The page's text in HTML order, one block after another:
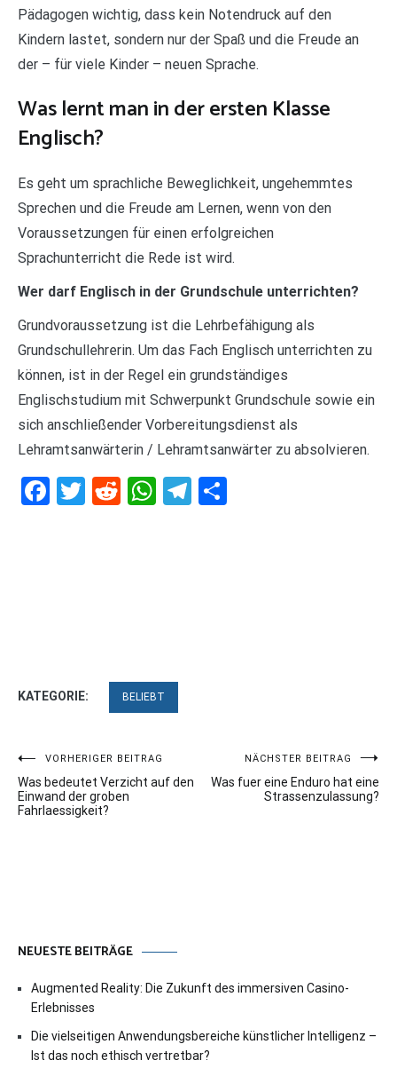
Pädagogen wichtig, dass kein Notendruck auf den
Kindern lastet, sondern nur der Spaß und die Freude an
der – für viele Kinder – neuen Sprache.
Was lernt man in der ersten Klasse
Englisch?
Es geht um sprachliche Beweglichkeit, ungehemmtes
Sprechen und die Freude am Lernen, wenn von den
Voraussetzungen für einen erfolgreichen
Sprachunterricht die Rede ist wird.
Wer darf Englisch in der Grundschule unterrichten?
Grundvoraussetzung ist die Lehrbefähigung als
Grundschullehrerin. Um das Fach Englisch unterrichten zu
können, ist in der Regel ein grundständiges
Englischstudium mit Schwerpunkt Grundschule sowie ein
sich anschließender Vorbereitungsdienst als
Lehramtsanwärterin / Lehramtsanwärter zu absolvieren.
Facebook
Twitter
RedditWhatsApp
Telegram
KATEGORIE: BELIEBT
Beitragsnavigation
VORHERIGER BEITRAG
Was bedeutet Verzicht auf den
Einwand der groben
Fahrlaessigkeit?
NÄCHSTER BEITRAG
Was fuer eine Enduro hat eine
Strassenzulassung?
NEUESTE BEITRÄGE
Augmented Reality: Die Zukunft des immersiven Casino-
Erlebnisses
Die vielseitigen Anwendungsbereiche künstlicher Intelligenz –
Ist das noch ethisch vertretbar?